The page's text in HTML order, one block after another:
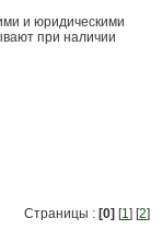
и юридическими
при наличии
Страницы : [0] [1] [2]